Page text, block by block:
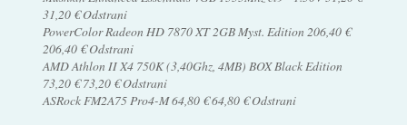
31,20 € Odstrani
PowerColor Radeon HD 7870 XT 2GB Myst. Edition 206,40 €
206,40 € Odstrani
AMD Athlon II X4 750K (3,40Ghz, 4MB) BOX Black Edition
73,20 € 73,20 € Odstrani
ASRock FM2A75 Pro4-M 64,80 € 64,80 € Odstrani